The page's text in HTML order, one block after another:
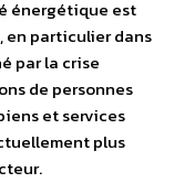
énergétique est
en particulier dans
par la crise
de personnes
et services
plus